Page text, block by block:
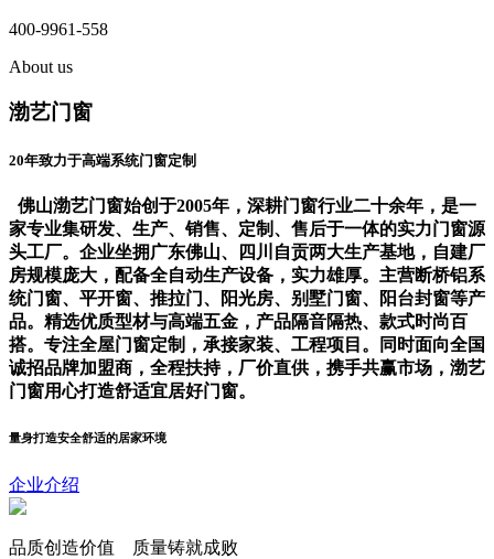
400-9961-558
About us
渤艺门窗
20年致力于高端系统门窗定制
佛山渤艺门窗始创于2005年，深耕门窗行业二十余年，是一
家专业集研发、生产、销售、定制、售后于一体的实力门窗源
头工厂。企业坐拥广东佛山、四川自贡两大生产基地，自建厂
房规模庞大，配备全自动生产设备，实力雄厚。主营断桥铝系
统门窗、平开窗、推拉门、阳光房、别墅门窗、阳台封窗等产
品。精选优质型材与高端五金，产品隔音隔热、款式时尚百
搭。专注全屋门窗定制，承接家装、工程项目。同时面向全国
诚招品牌加盟商，全程扶持，厂价直供，携手共赢市场，渤艺
门窗用心打造舒适宜居好门窗。
量身打造安全舒适的居家环境
企业介绍
品质创造价值 质量铸就成败